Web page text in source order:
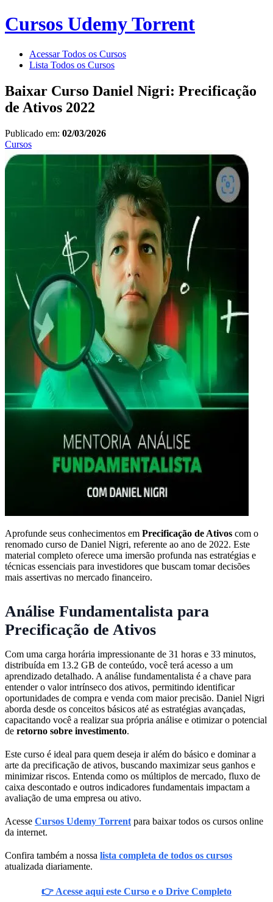
Cursos Udemy Torrent
Acessar Todos os Cursos
Lista Todos os Cursos
Baixar Curso Daniel Nigri: Precificação
de Ativos 2022
Publicado em: 02/03/2026
Cursos
Aprofunde seus conhecimentos em Precificação de Ativos com o
renomado curso de Daniel Nigri, referente ao ano de 2022. Este
material completo oferece uma imersão profunda nas estratégias e
técnicas essenciais para investidores que buscam tomar decisões
mais assertivas no mercado financeiro.
Análise Fundamentalista para
Precificação de Ativos
Com uma carga horária impressionante de 31 horas e 33 minutos,
distribuída em 13.2 GB de conteúdo, você terá acesso a um
aprendizado detalhado. A análise fundamentalista é a chave para
entender o valor intrínseco dos ativos, permitindo identificar
oportunidades de compra e venda com maior precisão. Daniel Nigri
aborda desde os conceitos básicos até as estratégias avançadas,
capacitando você a realizar sua própria análise e otimizar o potencial
de retorno sobre investimento.
Este curso é ideal para quem deseja ir além do básico e dominar a
arte da precificação de ativos, buscando maximizar seus ganhos e
minimizar riscos. Entenda como os múltiplos de mercado, fluxo de
caixa descontado e outros indicadores fundamentais impactam a
avaliação de uma empresa ou ativo.
Acesse Cursos Udemy Torrent para baixar todos os cursos online
da internet.
Confira também a nossa lista completa de todos os cursos
atualizada diariamente.
👉 Acesse aqui este Curso e o Drive Completo